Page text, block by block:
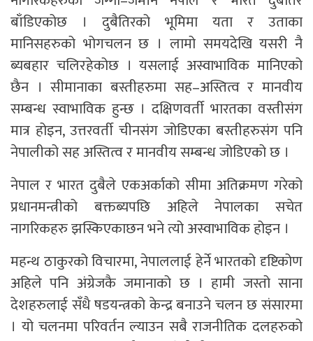
बाँडिएकोछ । दुबैतिरको भूमिमा यता र उताका
मानिसहरुको भोगचलन छ । लामो समयदेखि यसरी नै
ब्यबहार चलिरहेकोछ । यसलाई अस्वाभाविक मानिएको
छैन । सीमानाका बस्तीहरुमा सह–अस्तित्व र मानवीय
सम्बन्ध स्वाभाविक हुन्छ । दक्षिणवर्ती भारतका वस्तीसंग
मात्र होइन, उत्तरवर्ती चीनसंग जोडिएका बस्तीहरुसंग पनि
नेपालीको सह अस्तित्व र मानवीय सम्बन्ध जोडिएको छ ।
नेपाल र भारत दुबैले एकअर्काको सीमा अतिक्रमण गरेको
प्रधानमन्त्रीको बक्तब्यपछि अहिले नेपालका सचेत
नागरिकहरु झस्किएकाछन भने त्यो अस्वाभाविक होइन ।
महन्थ ठाकुरको विचारमा, नेपाललाई हेर्ने भारतको दृष्टिकोण
अहिले पनि अंग्रेजकै जमानाको छ । हामी जस्तो साना
देशहरुलाई सँधै षडयन्त्रको केन्द्र बनाउने चलन छ संसारमा
। यो चलनमा परिवर्तन ल्याउन सबै राजनीतिक दलहरुको